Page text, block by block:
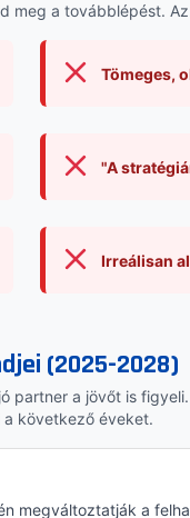
meg a továbblépést.
Tömeges,
"A
Irreálisan
(2025-2028)
partner a jövőt is
a következő éveket.
megváltoztatják a